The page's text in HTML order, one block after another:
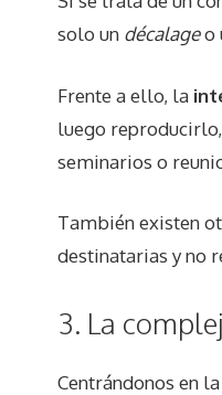
solo un décalageo
Frente a ello, la
luego
seminarios o
También existen
destinatarias y no
3. La
Centrándonos en